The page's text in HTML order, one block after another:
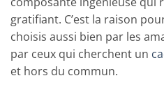
gratifiant. C’est la raison
choisis aussi bien par les
par ceux qui cherchent un
et hors du commun.